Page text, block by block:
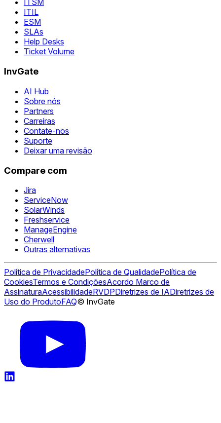
ITSM
ITIL
ESM
SLAs
Help Desks
Ticket Volume
InvGate
AI Hub
Sobre nós
Partners
Carreiras
Contate-nos
Suporte
Deixar uma revisão
Compare com
Jira
ServiceNow
SolarWinds
Freshservice
ManageEngine
Cherwell
Outras alternativas
Política de PrivacidadePolítica de QualidadePolítica de
CookiesTermos e CondiçõesAcordo Marco de
AssinaturaAcessibilidadeRVDPDiretrizes de IADiretrizes de
Uso do ProdutoFAQ© InvGate